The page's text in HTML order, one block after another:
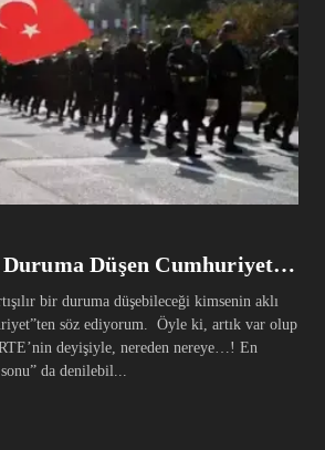
Duruma Düşen Cumhuriyet…
bir duruma düşebileceği kimsenin aklı
söz ediyorum. Öyle ki, artık var olup
deyişiyle, nereden nereye…! En
da denilebil...